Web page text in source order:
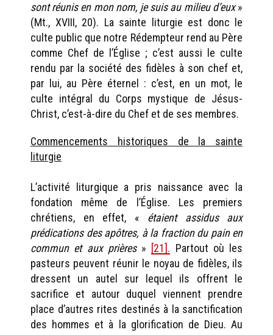
sont réunis en mon nom, je suis au milieu d’eux»
(Mt., XVIII, 20). La sainte liturgie est donc le
culte public que notre Rédempteur rend au Père
comme Chef de l’Église ; c’est aussi le culte
rendu par la société des fidèles à son chef et,
par lui, au Père éternel : c’est, en un mot, le
culte intégral du Corps mystique de Jésus-
Christ, c’est-à-dire du Chef et de ses membres.
Commencements historiques de la sainte
liturgie
L’activité liturgique a pris naissance avec la
fondation même de l’Église. Les premiers
chrétiens, en effet, « étaient assidus aux
prédications des apôtres, à la fraction du pain en
commun et aux prières» [21]. Partout où les
pasteurs peuvent réunir le noyau de fidèles, ils
dressent un autel sur lequel ils offrent le
sacrifice et autour duquel viennent prendre
place d’autres rites destinés à la sanctification
des hommes et à la glorification de Dieu. Au